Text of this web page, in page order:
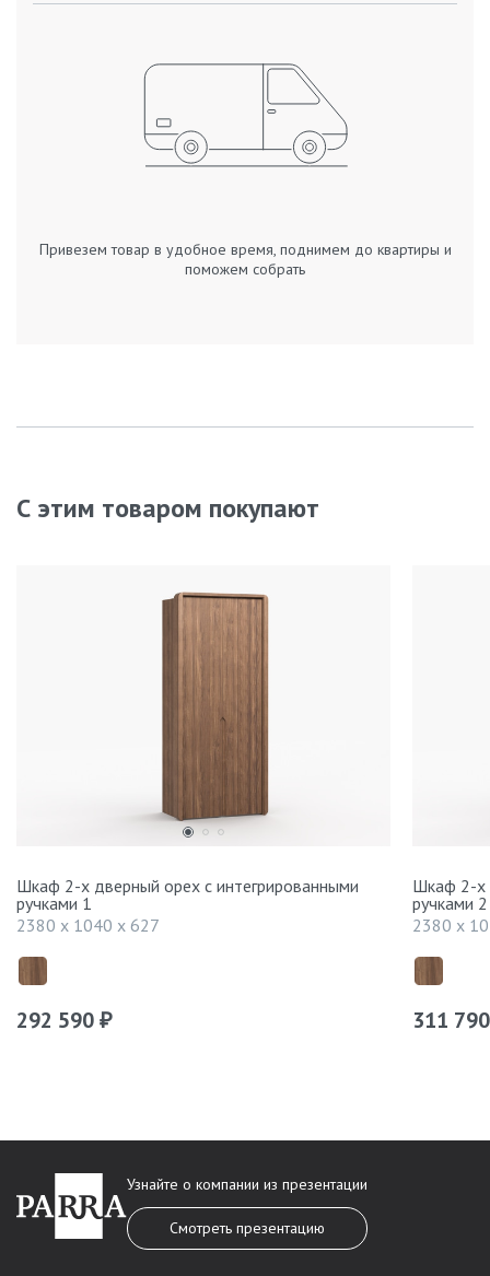
Привезем товар в удобное время, поднимем до квартиры и
поможем собрать
С этим товаром покупают
Шкаф 2-х дверный орех с интегрированными
ручками 1
2380 x 1040 x 627
292 590 ₽
Шкаф 2-х
ручками 2
2380 x
311
Узнайте о компании из презентации
Смотреть презентацию